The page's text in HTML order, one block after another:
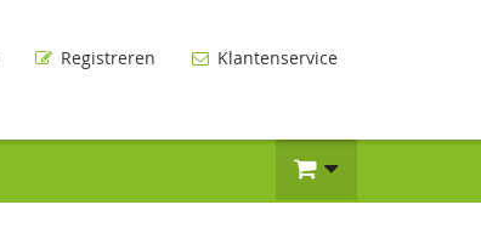
Registreren Klantenservice